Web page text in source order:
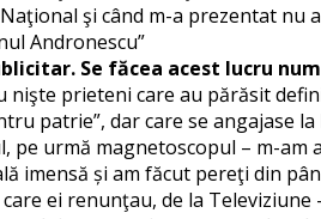
şi când m-a prezentat nu
Andronescu”
Se făcea acest lucru
prieteni care au părăsit
patrie”, dar care se angajase la
urmă magnetoscopul – m-am
și am făcut pereţi din
ei renunţau, de la Televiziune